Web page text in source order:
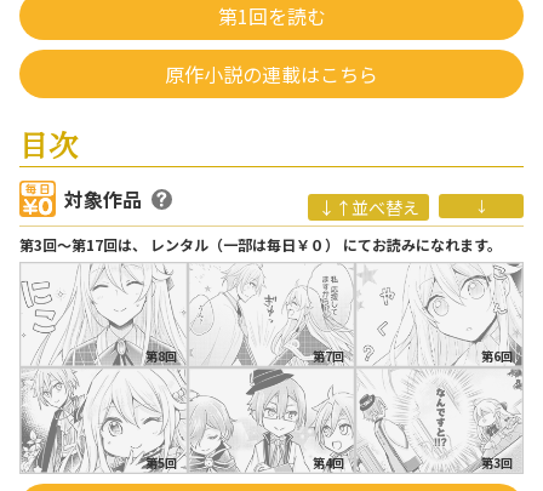
福島県出身。漫画、イラストを中心に活躍中。代表作に「悪役令嬢の役割
は終えました」(アルファポリス／全3巻)、「嫌われ者の【白豚令嬢】の巻
き戻り。二度目の人生は失敗しませんわ！」(アルファポリス／全3巻)、な
どがある。
大福金/ 原作
2021年3月から『何もテイム出来ない底辺テイマーの俺がSSSランクフェ
ンリルをテイムしモフモフ無双する』をWEB上で連載開始。
同年、「アルファポリス第１回次世代ファンタジーカップ」にて、同作で
ユニークキャラクター賞を受賞し、改題・改稿の後に書籍化を果たす。
もふもふをこよなく愛する、王様ポメラニアンの下僕。
第1回を読む
原作小説の連載はこちら
目次
対象作品 ↓↑並べ替え
↓
第3回〜第17回は、 レンタル（一部は毎日￥０） にてお読みになれます。
第8回 第7回 第6回
第5回 第4回 第3回